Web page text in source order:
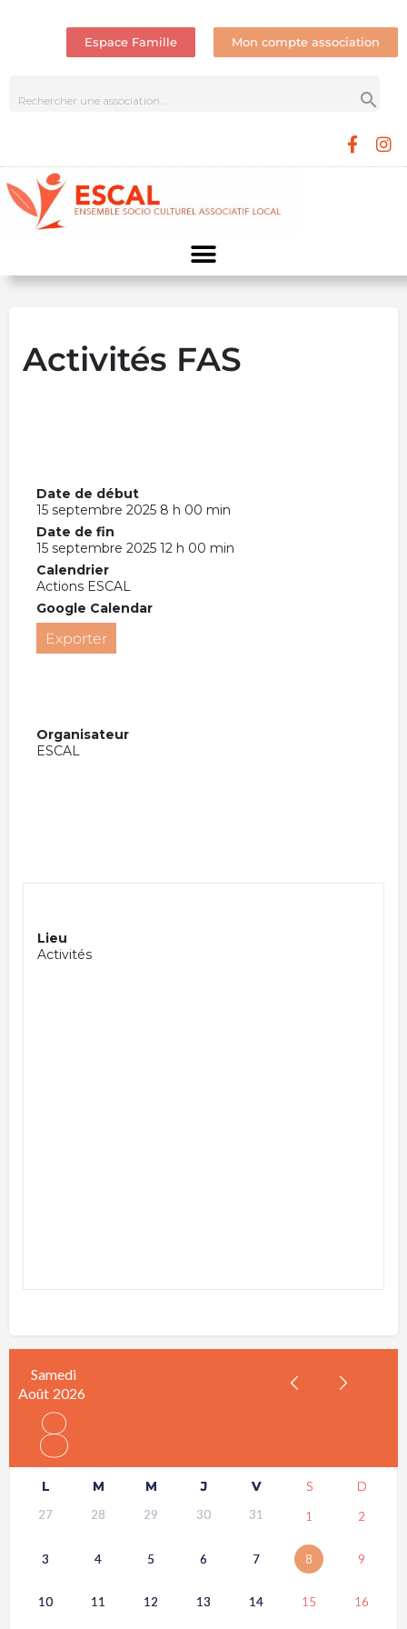
Espace Famille Mon compte association
Activités FAS
Date de début
15 septembre 2025 8 h 00 min
Date de fin
15 septembre 2025 12 h 00 min
Calendrier
Actions ESCAL
Google Calendar
Exporter
Organisateur
ESCAL
Lieu
Activités
Samedi
Août 2026
8
L M M J V S D
27 28 29 30 31 1 2
3 4 5 6 7 8 9
10 11 12 13 14 15 16